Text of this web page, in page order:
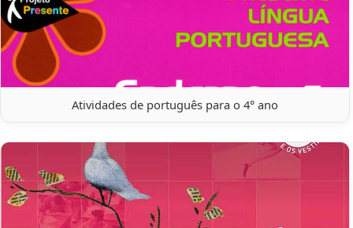
Atividades de português para o 4° ano